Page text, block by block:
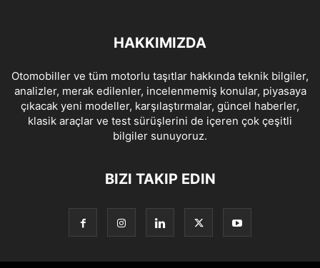
HAKKIMIZDA
Otomobiller ve tüm motorlu taşıtlar hakkında teknik bilgiler,
analizler, merak edilenler, incelenmemiş konular, piyasaya
çıkacak yeni modeller, karşılaştırmalar, güncel haberler,
klasik araçlar ve test sürüşlerini de içeren çok çeşitli
bilgiler sunuyoruz.
BIZI TAKIP EDIN